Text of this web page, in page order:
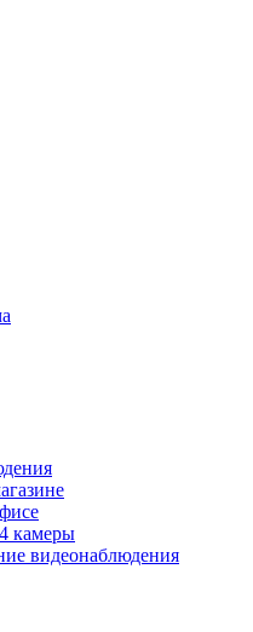
камеры
видеонаблюдения